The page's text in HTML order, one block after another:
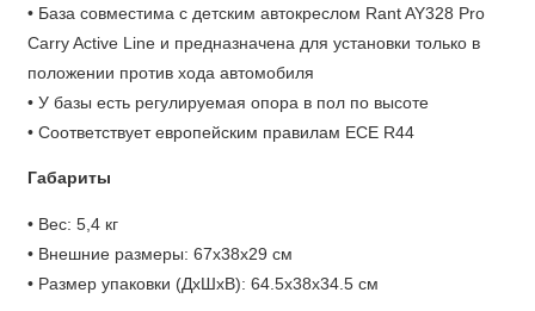
• База совместима с детским автокреслом Rant AY328 Pro
Carry Active Line и предназначена для установки только в
положении против хода автомобиля
• У базы есть регулируемая опора в пол по высоте
• Соответствует европейским правилам ECE R44
Габариты
• Вес: 5,4 кг
• Внешние размеры: 67x38x29 см
• Размер упаковки (ДхШхВ): 64.5x38x34.5 см